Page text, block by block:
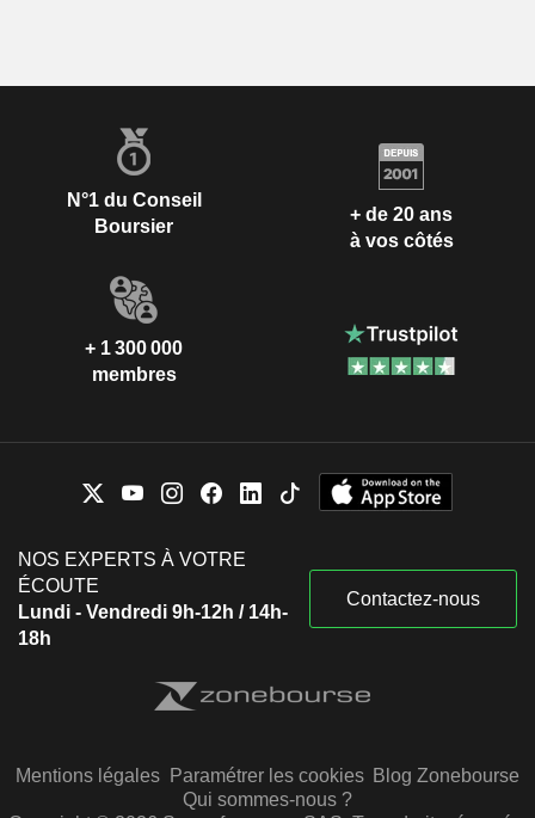
N°1 du Conseil
Boursier
+ de 20 ans
à vos côtés
+ 1 300 000
membres
NOS EXPERTS À VOTRE
ÉCOUTE
Lundi - Vendredi 9h-12h / 14h-
18h
Contactez-nous
Mentions légales Paramétrer les cookies Blog Zonebourse
Qui sommes-nous ?